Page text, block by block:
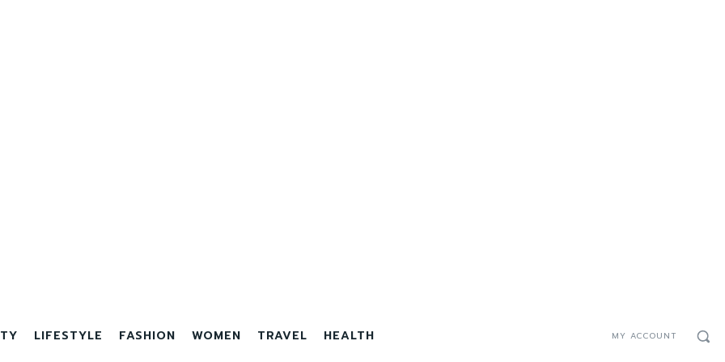
LIFESTYLE FASHION WOMEN TRAVEL HEALTH MY ACCOUNT